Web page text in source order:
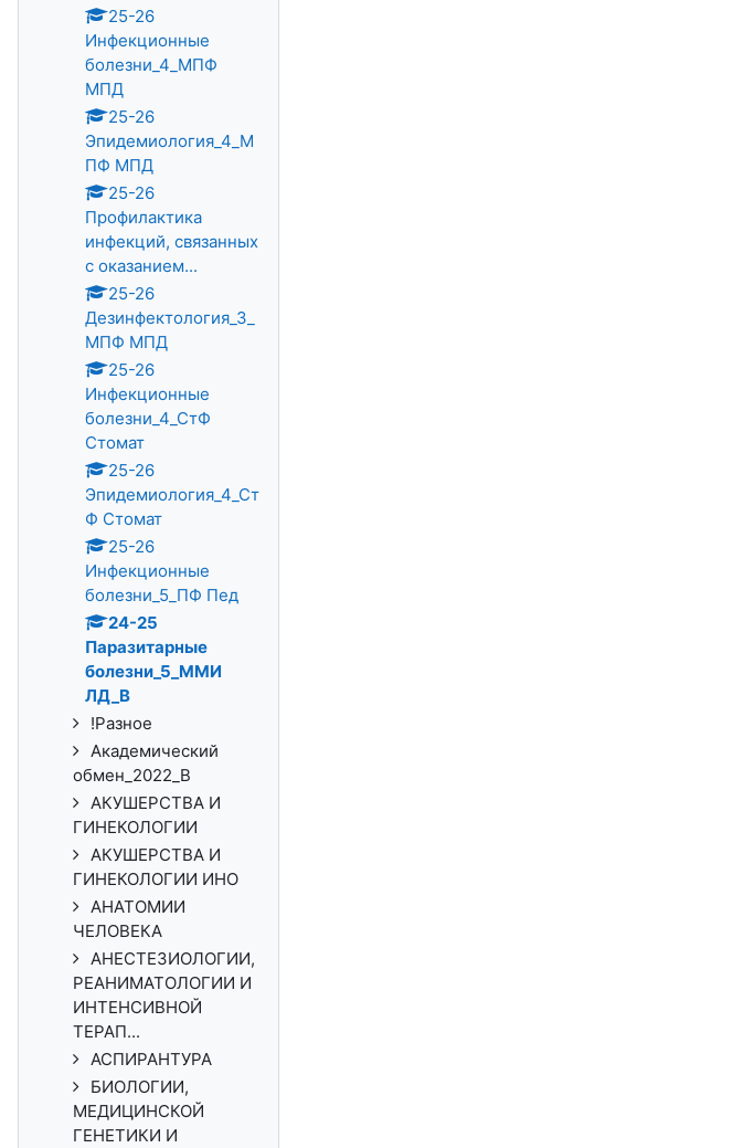
25-26
Инфекционные
болезни_4_МПФ
МПД
25-26
Эпидемиология_4_М
ПФ МПД
25-26
Профилактика
инфекций, связанных
с оказанием...
25-26
Дезинфектология_3_
МПФ МПД
25-26
Инфекционные
болезни_4_СтФ
Стомат
25-26
Эпидемиология_4_Ст
Ф Стомат
25-26
Инфекционные
болезни_5_ПФ Пед
24-25
Паразитарные
болезни_5_ММИ
ЛД_В
!Разное
Академический
обмен_2022_В
АКУШЕРСТВА И
ГИНЕКОЛОГИИ
АКУШЕРСТВА И
ГИНЕКОЛОГИИ ИНО
АНАТОМИИ
ЧЕЛОВЕКА
АНЕСТЕЗИОЛОГИИ,
РЕАНИМАТОЛОГИИ И
ИНТЕНСИВНОЙ
ТЕРАП...
АСПИРАНТУРА
БИОЛОГИИ,
МЕДИЦИНСКОЙ
ГЕНЕТИКИ И